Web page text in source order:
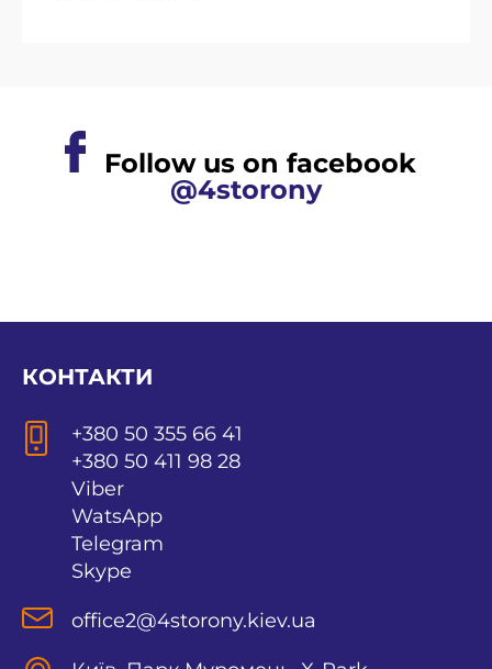
Follow us on facebook
@4storony
КОНТАКТИ
+380 50 355 66 41
+380 50 411 98 28
Viber
WatsApp
Telegram
Skype
office2@4storony.kiev.ua